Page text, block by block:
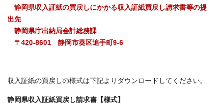
静岡県収入証紙の買戻しにかかる収入証紙買戻し請求書等の提
出先
静岡県庁出納局会計総務課
〒420-8601 静岡市葵区追手町9-6
収入証紙の買戻しの様式は下記よりダウンロードしてください。
静岡県収入証紙買戻し請求書【様式】